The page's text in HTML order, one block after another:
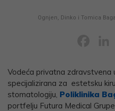
Ognjen, Dinko i Tomica
Vodeća privatna zdravstvena
specijalizirana za estetsku
stomatologiju, Poliklinika
portfelju Futura Medical